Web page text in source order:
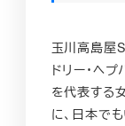
玉川高島屋
ドリー・ヘ
を代表する
に、日本で